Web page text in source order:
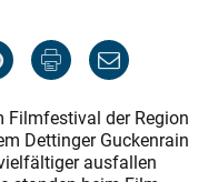
Filmfestival der Region
Dettinger Guckenrain
ausfallen